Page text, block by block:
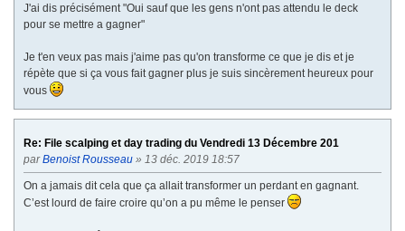
J'ai dis précisément "Oui sauf que les gens n'ont pas attendu le deck
pour se mettre a gagner"
Je t'en veux pas mais j'aime pas qu'on transforme ce que je dis et je
répète que si ça vous fait gagner plus je suis sincèrement heureux pour
vous
Re: File scalping et day trading du Vendredi 13 Décembre 201
parBenoist Rousseau » 13 déc. 2019 18:57
On a jamais dit cela que ça allait transformer un perdant en gagnant.
C’est lourd de faire croire qu’on a pu même le penser